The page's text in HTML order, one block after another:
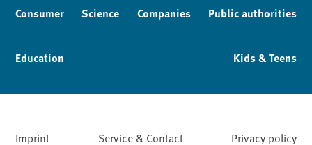
Consumer Science Companies Public authorities
Education Kids & Teens
Imprint Service & Contact Privacy policy